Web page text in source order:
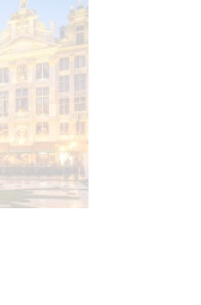
seguro que no te